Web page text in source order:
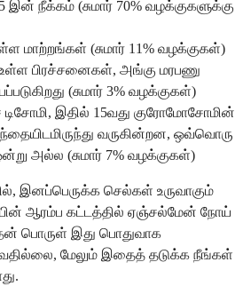
நீக்கம் (சுமார் 70% வழக்குகளுக்கு
மாற்றங்கள் (சுமார் 11% வழக்குகள்)
உள்ள பிரச்சனைகள், அங்கு மரபணு
(சுமார் 3% வழக்குகள்)
இதில் 15வது குரோமோசோமின்
வருகின்றன, ஒவ்வொரு
அல்ல (சுமார் 7% வழக்குகள்)
இனப்பெருக்க செல்கள் உருவாகும்
ஆரம்ப கட்டத்தில் ஏஞ்சல்மேன் நோய்
பொருள் இது பொதுவாக
மேலும் இதைத் தடுக்க நீங்கள்